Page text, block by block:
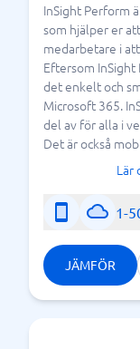
InSight Perform
som hjälper er
medarbetare i
Eftersom
det enkelt och
Microsoft 365.
del av för alla i
Det är också
Lär
1-
JÄMFÖR